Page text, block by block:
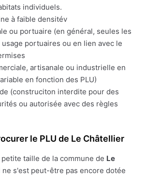
individuels.
à faible densitév
ou portuaire (en général, seules les
portuaires ou en lien avec le
artisanale ou industrielle en
en fonction des PLU)
(construciton interdite pour des
ou autorisée avec des règles
le PLU de Le Châtellier
taille de la commune de Le
ne s'est peut-être pas encore dotée